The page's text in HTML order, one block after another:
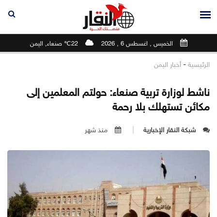
الخميس , اغسطس 6 , 2026 22℃ صنعاء, اليمن
الرئيسية - أخبار اليمن
ناشط لوزارة تربية صنعاء: حولتم المعلمين إلى
مكائن تستهلك بلا رحمة
شبكة النقار الإخبارية منذ شهر